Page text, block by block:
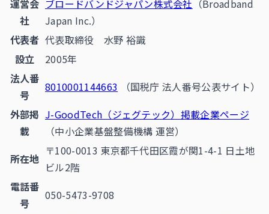
運営会
社
ブロードバンドジャパン株式会社 （Broadband
Japan Inc.）
代表者 代表取締役 水野 裕識
設立
2005年
法人番
号
8010001144663
（国税庁 法人番号公表サイト）
外部掲
載
J-GoodTech（ジェグテック）掲載企業ページ
（中小企業基盤整備機構 運営）
所在地
〒100-0013 東京都千代田区霞が関1-4-1 日土地
ビル2階
電話番
号
050-5473-9708